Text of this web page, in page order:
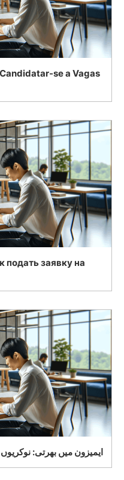
se a Vagas
подать заявку на
ایمیزون میں بھرتی: نوکریوں